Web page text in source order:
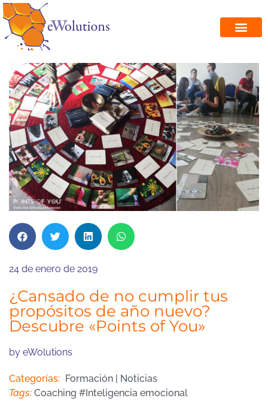
24 de enero de 2019
¿Cansado de no cumplir tus
propósitos de año nuevo?
Descubre «Points of You»
by eWolutions
Categorías: Formación | Noticias
Tags: Coaching #Inteligencia emocional